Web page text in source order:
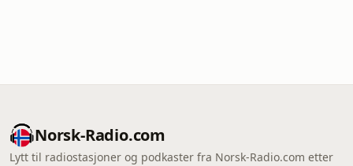
Norsk-Radio.com
Lytt til radiostasjoner og podkaster fra Norsk-Radio.com etter